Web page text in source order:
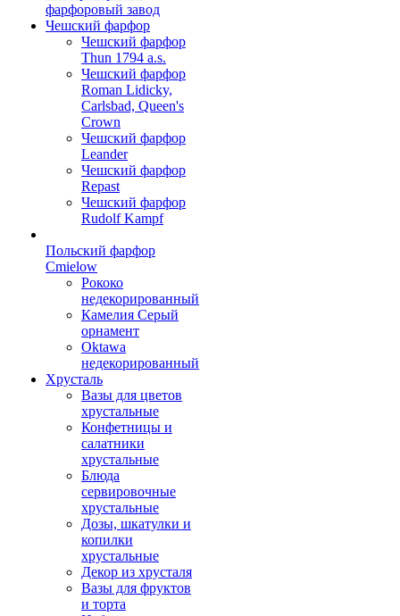
фарфоровый завод
Чешский фарфор
Чешский фарфор
Thun 1794 a.s.
Чешский фарфор
Roman Lidicky,
Carlsbad, Queen's
Crown
Чешский фарфор
Leander
Чешский фарфор
Repast
Чешский фарфор
Rudolf Kampf
Польский фарфор
Сmielow
Рококо
недекорированный
Камелия Серый
орнамент
Oktawa
недекорированный
Хрусталь
Вазы для цветов
хрустальные
Конфетницы и
салатники
хрустальные
Блюда
сервировочные
хрустальные
Дозы, шкатулки и
копилки
хрустальные
Декор из хрусталя
Вазы для фруктов
и торта